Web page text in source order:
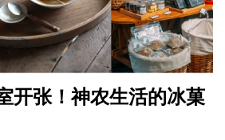
开张！神农生活的冰菓